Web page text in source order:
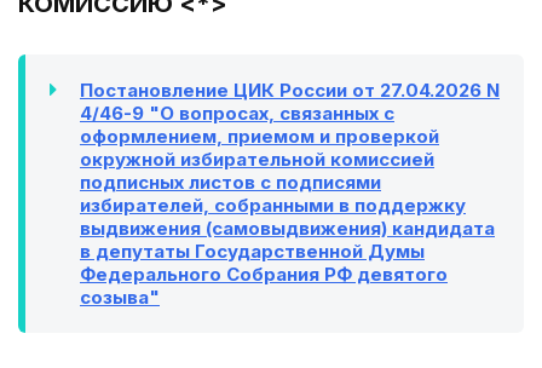
Постановление ЦИК России от 27.04.2026 N
4/46-9 "О вопросах, связанных с
оформлением, приемом и проверкой
окружной избирательной комиссией
подписных листов с подписями
избирателей, собранными в поддержку
выдвижения (самовыдвижения) кандидата
в депутаты Государственной Думы
Федерального Собрания РФ девятого
созыва"